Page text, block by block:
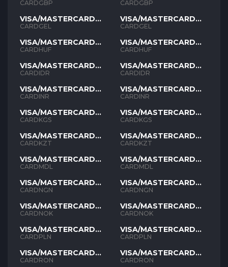
GBP
CARDGBP
VISA/MASTERCARD
GEL
CARDGEL
VISA/MASTERCARD
HUF
CARDHUF
VISA/MASTERCARD
IDR
CARDIDR
VISA/MASTERCARD
INR
CARDINR
VISA/MASTERCARD
KGS
CARDKGS
VISA/MASTERCARD
KZT
CARDKZT
VISA/MASTERCARD
MDL
CARDMDL
VISA/MASTERCARD
NGN
CARDNGN
VISA/MASTERCARD
NOK
CARDNOK
VISA/MASTERCARD
PLN
CARDPLN
VISA/MASTERCARD
RON
CARDRON
GBP
CARDGBP
VISA/MASTERCARD
GEL
CARDGEL
VISA/MASTERCARD
HUF
CARDHUF
VISA/MASTERCARD
IDR
CARDIDR
VISA/MASTERCARD
INR
CARDINR
VISA/MASTERCARD
KGS
CARDKGS
VISA/MASTERCARD
KZT
CARDKZT
VISA/MASTERCARD
MDL
CARDMDL
VISA/MASTERCARD
NGN
CARDNGN
VISA/MASTERCARD
NOK
CARDNOK
VISA/MASTERCARD
PLN
CARDPLN
VISA/MASTERCARD
RON
CARDRON